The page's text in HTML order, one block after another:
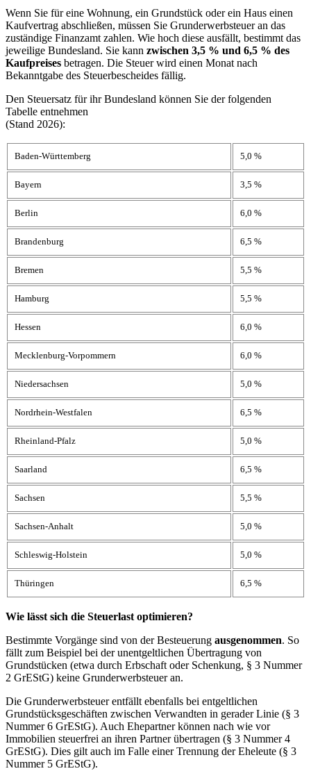
Wenn Sie für eine Wohnung, ein Grundstück oder ein Haus einen
Kaufvertrag abschließen, müssen Sie Grunderwerbsteuer an das
zuständige Finanzamt zahlen. Wie hoch diese ausfällt, bestimmt das
jeweilige Bundesland. Sie kann zwischen 3,5 % und 6,5 % des
Kaufpreises betragen. Die Steuer wird einen Monat nach
Bekanntgabe des Steuerbescheides fällig.
Den Steuersatz für ihr Bundesland können Sie der folgenden
Tabelle entnehmen
(Stand 2026):
Baden-Württemberg 5,0 %
Bayern 3,5 %
Berlin 6,0 %
Brandenburg 6,5 %
Bremen 5,5 %
Hamburg 5,5 %
Hessen 6,0 %
Mecklenburg-Vorpommern 6,0 %
Niedersachsen 5,0 %
Nordrhein-Westfalen 6,5 %
Rheinland-Pfalz 5,0 %
Saarland 6,5 %
Sachsen 5,5 %
Sachsen-Anhalt 5,0 %
Schleswig-Holstein 5,0 %
Thüringen 6,5 %
Wie lässt sich die Steuerlast optimieren?
Bestimmte Vorgänge sind von der Besteuerung ausgenommen. So
fällt zum Beispiel bei der unentgeltlichen Übertragung von
Grundstücken (etwa durch Erbschaft oder Schenkung, § 3 Nummer
2 GrEStG) keine Grunderwerbsteuer an.
Die Grunderwerbsteuer entfällt ebenfalls bei entgeltlichen
Grundstücksgeschäften zwischen Verwandten in gerader Linie (§ 3
Nummer 6 GrEStG). Auch Ehepartner können nach wie vor
Immobilien steuerfrei an ihren Partner übertragen (§ 3 Nummer 4
GrEStG). Dies gilt auch im Falle einer Trennung der Eheleute (§ 3
Nummer 5 GrEStG).